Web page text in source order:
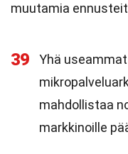
muutamia
39
Yhä
mahdollistaa
markkinoille